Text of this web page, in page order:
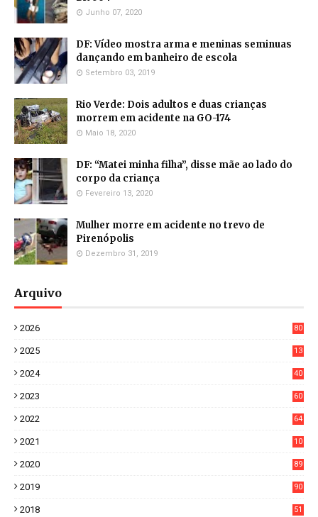
Junho 07, 2020
DF: Vídeo mostra arma e meninas seminuas
dançando em banheiro de escola
Setembro 03, 2019
Rio Verde: Dois adultos e duas crianças
morrem em acidente na GO-174
Maio 18, 2020
DF: “Matei minha filha”, disse mãe ao lado do
corpo da criança
Fevereiro 13, 2020
Mulher morre em acidente no trevo de
Pirenópolis
Dezembro 31, 2019
Arquivo
2026
80
2025
13
2024
40
2023
60
2022
64
2021
10
2020
89
2019
90
2018
51